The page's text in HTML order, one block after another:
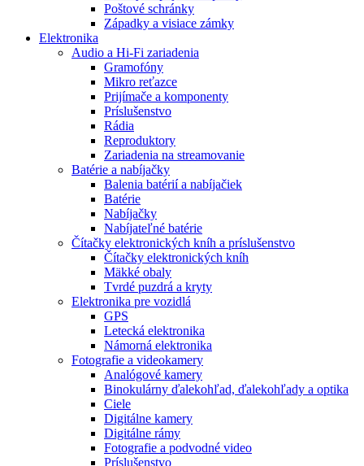
Poštové schránky
Západky a visiace zámky
Elektronika
Audio a Hi-Fi zariadenia
Gramofóny
Mikro reťazce
Prijímače a komponenty
Príslušenstvo
Rádia
Reproduktory
Zariadenia na streamovanie
Batérie a nabíjačky
Balenia batérií a nabíjačiek
Batérie
Nabíjačky
Nabíjateľné batérie
Čítačky elektronických kníh a príslušenstvo
Čítačky elektronických kníh
Mäkké obaly
Tvrdé puzdrá a kryty
Elektronika pre vozidlá
GPS
Letecká elektronika
Námorná elektronika
Fotografie a videokamery
Analógové kamery
Binokulárny ďalekohľad, ďalekohľady a optika
Ciele
Digitálne kamery
Digitálne rámy
Fotografie a podvodné video
Príslušenstvo